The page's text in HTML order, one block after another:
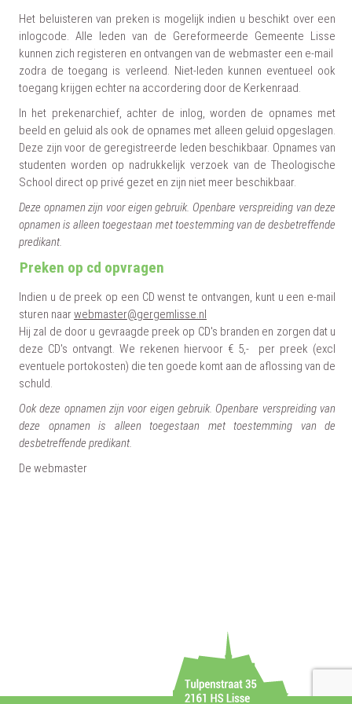
Het beluisteren van preken is mogelijk indien u beschikt over een
inlogcode. Alle leden van de Gereformeerde Gemeente Lisse
kunnen zich registeren en ontvangen van de webmaster een e-mail
zodra de toegang is verleend. Niet-leden kunnen eventueel ook
toegang krijgen echter na accordering door de Kerkenraad.
In het prekenarchief, achter de inlog, worden de opnames met
beeld en geluid als ook de opnames met alleen geluid opgeslagen.
Deze zijn voor de geregistreerde leden beschikbaar. Opnames van
studenten worden op nadrukkelijk verzoek van de Theologische
School direct op privé gezet en zijn niet meer beschikbaar.
Deze opnamen zijn voor eigen gebruik. Openbare verspreiding van deze
opnamen is alleen toegestaan met toestemming van de desbetreffende
predikant.
Preken op cd opvragen
Indien u de preek op een CD wenst te ontvangen, kunt u een e-mail
sturen naarwebmaster@gergemlisse.nl
Hij zal de door u gevraagde preek op CD's branden en zorgen dat u
deze CD's ontvangt. We rekenen hiervoor € 5,- per preek (excl
eventuele portokosten) die ten goede komt aan de aflossing van de
schuld.
Ook deze opnamen zijn voor eigen gebruik. Openbare verspreiding van
deze opnamen is alleen toegestaan met toestemming van de
desbetreffende predikant.
De webmaster